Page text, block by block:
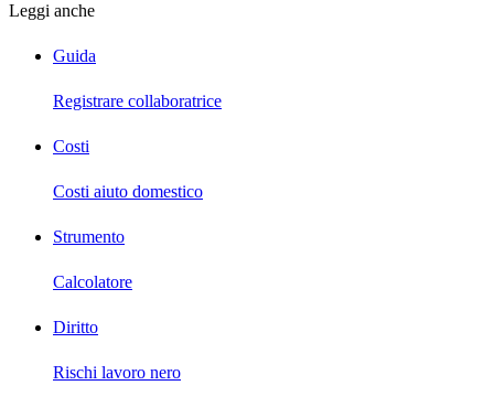
Leggi anche
Guida
Registrare collaboratrice
Costi
Costi aiuto domestico
Strumento
Calcolatore
Diritto
Rischi lavoro nero